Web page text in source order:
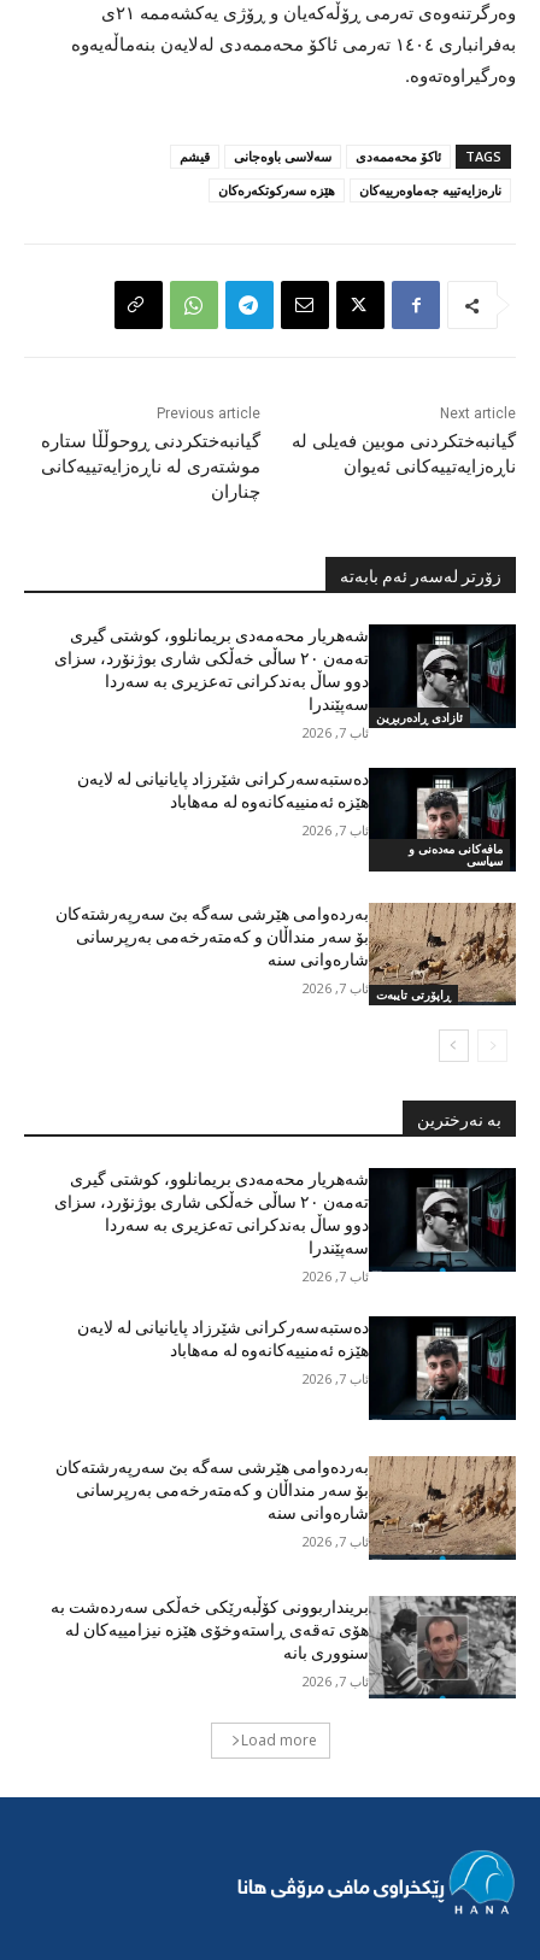
وەرگرتنەوەی تەرمی ڕۆڵەکەیان و ڕۆژی یەکشەممە ٢١ی
بەفرانباری ١٤٠٤ تەرمی ئاکۆ محەممەدی لەلایەن بنەماڵەیەوە
وەرگیراوەتەوە.
TAGS ئاکۆ محەممەدی سەلاسی باوەجانی
قیشم
نارەزایەتییە جەماوەرییەکان
هێزە سەرکوتکەرەکان
Previous article
گیانبەختکردنی ڕوحوڵڵا ستارە
موشتەری لە ناڕەزایەتییەکانی
چناران
Next article
گیانبەختکردنی موبین فەیلی لە
ناڕەزایەتییەکانی ئەیوان
زۆرتر لەسەر ئەم بابەتە
ئازادی ڕادەربڕین
شەهریار محەمەدی بریمانلوو، کوشتی گیری
تەمەن ٢٠ ساڵی خەڵکی شاری بوژنۆرد، سزای
دوو ساڵ بەندکرانی تەعزیری بە سەردا
سەپێندرا
ئاب 7, 2026
مافەکانی مەدەنی و
سیاسی
دەستبەسەرکرانی شێرزاد پایانیانی لە لایەن
هێزە ئەمنییەکانەوە لە مەهاباد
ئاب 7, 2026
ڕاپۆرتی تایبەت
بەردەوامی هێرشی سەگە بێ سەرپەرشتەکان
بۆ سەر منداڵان و کەمتەرخەمی بەرپرسانی
شارەوانی سنە
ئاب 7, 2026
بە نەرخترین
شەهریار محەمەدی بریمانلوو، کوشتی گیری
تەمەن ٢٠ ساڵی خەڵکی شاری بوژنۆرد، سزای
دوو ساڵ بەندکرانی تەعزیری بە سەردا
سەپێندرا
ئاب 7, 2026
دەستبەسەرکرانی شێرزاد پایانیانی لە لایەن
هێزە ئەمنییەکانەوە لە مەهاباد
ئاب 7, 2026
بەردەوامی هێرشی سەگە بێ سەرپەرشتەکان
بۆ سەر منداڵان و کەمتەرخەمی بەرپرسانی
شارەوانی سنە
ئاب 7, 2026
برینداربوونی کۆڵبەرێکی خەڵکی سەردەشت بە
هۆی تەقەی ڕاستەوخۆی هێزە نیزامییەکان لە
سنووری بانە
ئاب 7, 2026
Load more